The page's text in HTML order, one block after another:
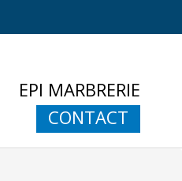
EPI MARBRERIE
CONTACT